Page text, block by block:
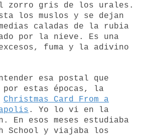
zorro gris de los urales.
los muslos y se dejan
caladas de la rubia
por la nieve. Es una
fuma y la adivino
esa postal que
por estas épocas, la
Christmas Card From a
. Yo lo vi en la
En esos meses estudiaba
School y viajaba los